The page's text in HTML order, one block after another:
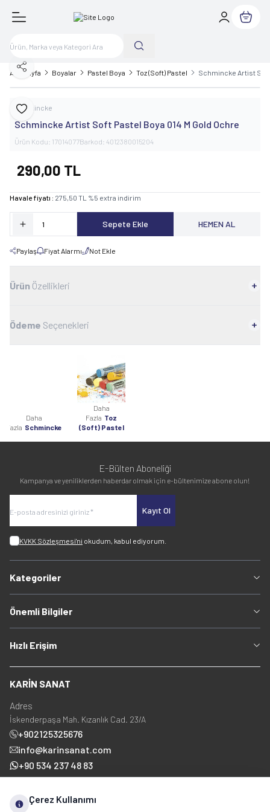
Sepetim
Ana Sayfa Boyalar Pastel Boya Toz (Soft) Pastel Schmincke Artist Soft
Favoriye Ekle
Paylaş
Schmincke
Schmincke Artist Soft Pastel Boya 014 M Gold Ochre
Ürün Kodu: 17014077Barkod: 4012380015204
290,00 TL
Havale fiyatı : 275,50 TL %5 extra indirim
Sepete Ekle HEMEN AL
Paylaş Fiyat Alarmı Not Ekle
Ürün Özellikleri
Ödeme Seçenekleri
Daha
Fazla Schmincke
Daha
Fazla Toz
(Soft) Pastel
E-Bülten Aboneliği
Kampanya ve yeniliklerden haberdar olmak için e-bültenimize abone olun!
Kayıt Ol
KVKK Sözleşmesi'ni okudum, kabul ediyorum.
Kategoriler
Önemli Bilgiler
Hızlı Erişim
KARİN SANAT
Adres
İskenderpaşa Mah. Kızanlık Cad. 23/A
+902125325676
info@karinsanat.com
+90 534 237 48 83
Çerez Kullanımı